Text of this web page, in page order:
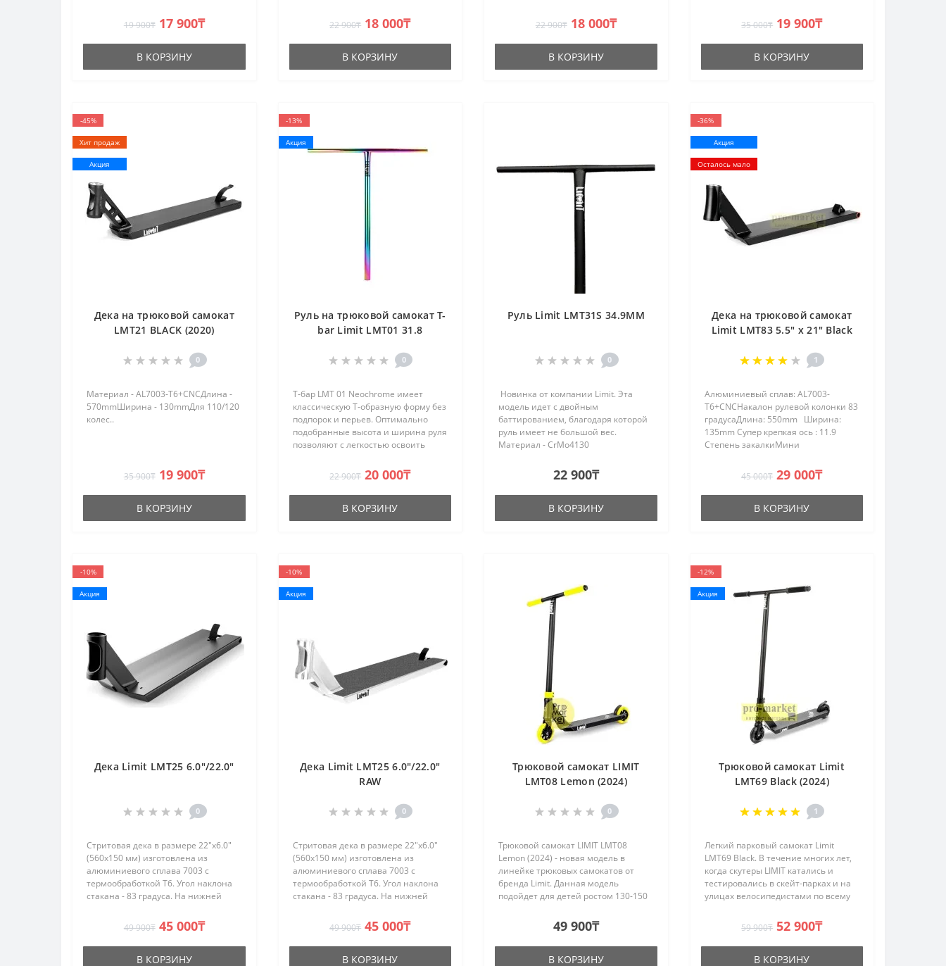
системами компрессии Standart
Compression Sistem HIC/SCS.
Материал - Cr..
19 900₸ 17 900₸
В КОРЗИНУ
системами компрессии Standart
Compression Sistem HIC/SCS.
Материал - CrM..
22 900₸ 18 000₸
В КОРЗИНУ
системами компрессии Standart
Compression Sistem HIC/SCS.
Материал -..
22 900₸ 18 000₸
В КОРЗИНУ
сплав AL7003-T6+CNC•Длина:
520mm Ширина: 110mm •Integrated
headset •Коленая ось..
35 000₸ 19 900₸
В КОРЗИНУ
-45%
Хит продаж
Акция
Дека на трюковой самокат
LMT21 BLACK (2020)
0
Материал - AL7003-T6+CNCДлина -
570mmШирина - 130mmДля 110/120
колес..
35 900₸ 19 900₸
В КОРЗИНУ
-13%
Акция
Руль на трюковой самокат T-
bar Limit LMT01 31.8
0
Т-бар LMT 01 Neochrome имеет
классическую Т-образную форму без
подпорок и перьев. Оптимально
подобранные высота и ширина руля
позволяют с легкостью освоить
обеспечивает максимальную
безопасность для рук.Материал -
CrM..
22 900₸ 20 000₸
В КОРЗИНУ
Руль Limit LMT31S 34.9MM
0
Новинка от компании Limit. Эта
модель идет с двойным
баттированием, благодаря которой
руль имеет не большой вес.
Материал - CrMo4130
Наружный диаметр - 34.9 мм
Ширина (размах) - 580мм Высота
руля - 650 мм Вес - 1..
22 900₸
В КОРЗИНУ
-36%
Акция
Осталось мало
Дека на трюковой самокат
Limit LMT83 5.5" x 21" Black
1
Алюминиевый сплав: AL7003-
T6+CNCНакалон рулевой колонки 83
градусаДлина: 550mm Ширина:
135mm Супер крепкая ось : 11.9
Степень закалкиМини
110/120ммВес: 1750 грамм..
45 000₸ 29 000₸
В КОРЗИНУ
-10%
Акция
Дека Limit LMT25 6.0"/22.0"
0
Стритовая дека в размере 22"х6.0"
(560х150 мм) изготовлена из
алюминиевого сплава 7003 с
термообработкой T6. Угол наклона
стакана - 83 градуса. На нижней
выполнен вырез. Декенды
цилиндрические, заваренные. Дека
ос..
49 900₸ 45 000₸
В КОРЗИНУ
-10%
Акция
Дека Limit LMT25 6.0"/22.0"
RAW
0
Стритовая дека в размере 22"х6.0"
(560х150 мм) изготовлена из
алюминиевого сплава 7003 с
термообработкой T6. Угол наклона
стакана - 83 градуса. На нижней
выполнен вырез. Декенды
цилиндрические, заваренные. Дека
ос..
49 900₸ 45 000₸
В КОРЗИНУ
Трюковой самокат LIMIT
LMT08 Lemon (2024)
0
Трюковой самокат LIMIT LMT08
Lemon (2024) - новая модель в
линейке трюковых самокатов от
бренда Limit. Данная модель
подойдет для детей ростом 130-150
начинающих.Характеристики
трюкового самоката Limit Lmt08:
Руль: T-образн..
49 900₸
В КОРЗИНУ
-12%
Акция
Трюковой самокат Limit
LMT69 Black (2024)
1
Легкий парковый самокат Limit
LMT69 Black. В течение многих лет,
когда скутеры LIMIT катались и
тестировались в скейт-парках и на
улицах велосипедистами по всему
постоянно совершенствуются,
обеспечивая безопасность, на..
59 900₸ 52 900₸
В КОРЗИНУ